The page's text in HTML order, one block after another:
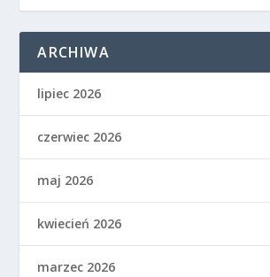
ARCHIWA
lipiec 2026
czerwiec 2026
maj 2026
kwiecień 2026
marzec 2026